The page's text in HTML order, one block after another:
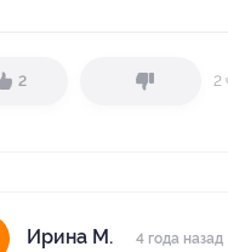
2 2
Ирина М. 4 года назад